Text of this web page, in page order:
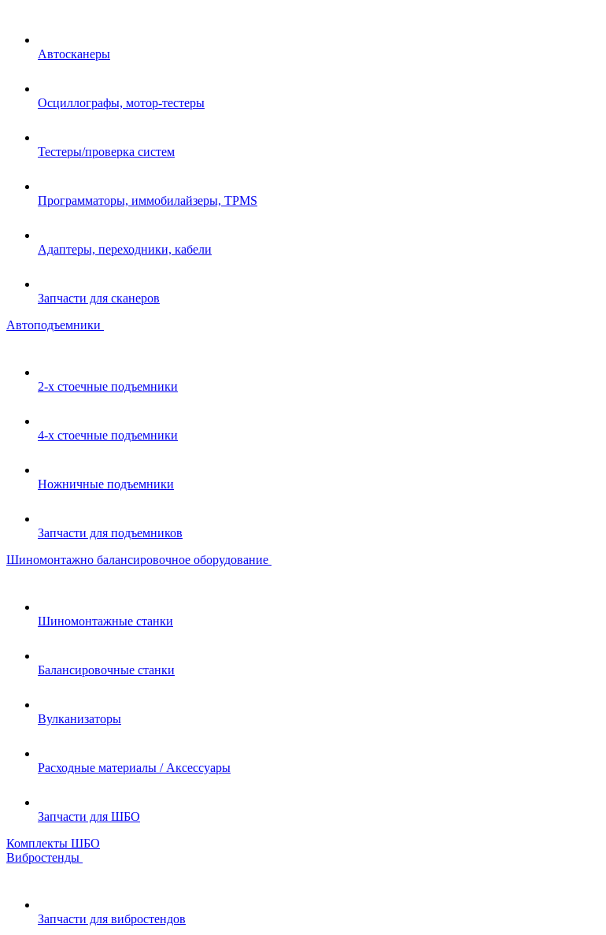
Автосканеры
Осциллографы, мотор-тестеры
Тестеры/проверка систем
Программаторы, иммобилайзеры, TPMS
Адаптеры, переходники, кабели
Запчасти для сканеров
Автоподъемники
2-х стоечные подъемники
4-х стоечные подъемники
Ножничные подъемники
Запчасти для подъемников
Шиномонтажно балансировочное оборудование
Шиномонтажные станки
Балансировочные станки
Вулканизаторы
Расходные материалы / Аксессуары
Запчасти для ШБО
Комплекты ШБО
Вибростенды
Запчасти для вибростендов